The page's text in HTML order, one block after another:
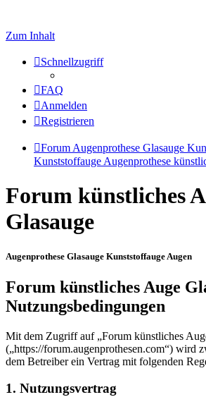
Zum Inhalt
Schnellzugriff
FAQ
Anmelden
Registrieren
Forum Augenprothese Glasauge
Kunststoffauge Augenprothese
Forum künstliches
Glasauge
Augenprothese Glasauge Kunststoffauge Augen
Forum künstliches Auge
Nutzungsbedingungen
Mit dem Zugriff auf „Forum künstliches
(„https://forum.augenprothesen.com“) wird
dem Betreiber ein Vertrag mit folgenden
1. Nutzungsvertrag